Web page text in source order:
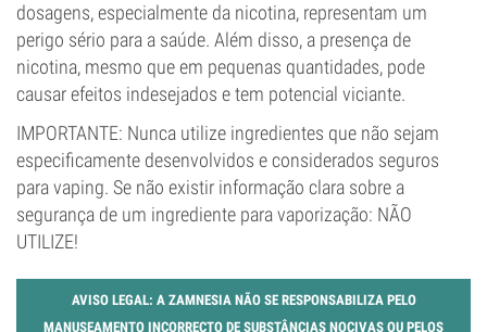
dosagens, especialmente da nicotina, representam um
perigo sério para a saúde. Além disso, a presença de
nicotina, mesmo que em pequenas quantidades, pode
causar efeitos indesejados e tem potencial viciante.
IMPORTANTE: Nunca utilize ingredientes que não sejam
especificamente desenvolvidos e considerados seguros
para vaping. Se não existir informação clara sobre a
segurança de um ingrediente para vaporização: NÃO
UTILIZE!
AVISO LEGAL: A ZAMNESIA NÃO SE RESPONSABILIZA PELO
MANUSEAMENTO INCORRECTO DE SUBSTÂNCIAS NOCIVAS OU PELOS